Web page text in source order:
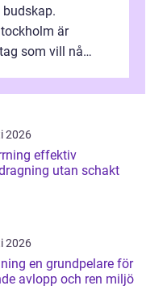
är
som vill nå
2026
effektiv
utan schakt
2026
för
avlopp och ren miljö